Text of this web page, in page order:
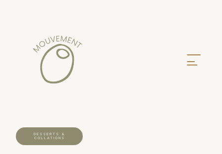
DESSERTS &
COLLATIONS